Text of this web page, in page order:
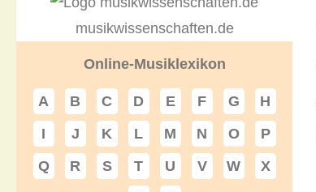
musikwissenschaften.de
Online-Musiklexikon
A B C D E F G
H
I
J K L M N O
P
Q
R S T U V W
X